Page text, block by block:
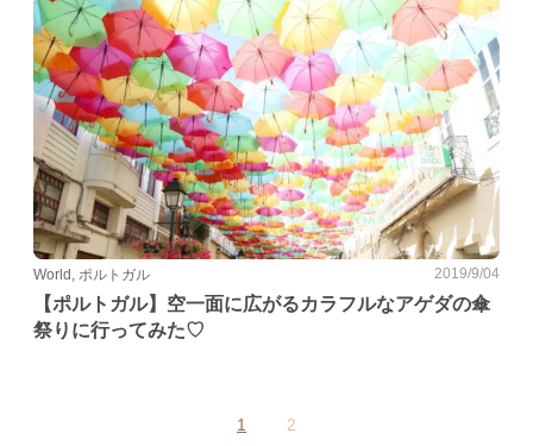
World, ポルトガル 2019/9/04
【ポルトガル】空一面に広がるカラフルなアゲダの傘
祭りに行ってみた♡
1 2